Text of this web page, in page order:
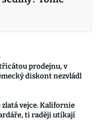
prodejnu, v
diskont nezvládl
zlatá vejce. Kalifornie
ti raději utíkají